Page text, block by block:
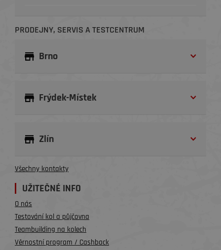
PRODEJNY, SERVIS A TESTCENTRUM
Brno
Frýdek-Místek
Zlín
Všechny kontakty
UŽITEČNÉ INFO
O nás
Testování kol a půjčovna
Teambuilding na kolech
Věrnostní program / Cashback